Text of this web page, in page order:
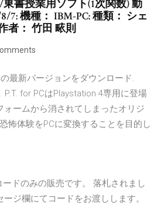
書授業用ソフト(1次関数) 動
7: 機種： IBM-PC: 種類： シェ
者： 竹田 畩則
最新バージョンをダウンロード.
P.T. for PCはPlaystation 4専用に登場
ォームから消されてしまったオリジ
怖体験をPCに変換することを目的し
ドのみの販売です。 落札されまし
ジ欄にてコードをお渡しします。